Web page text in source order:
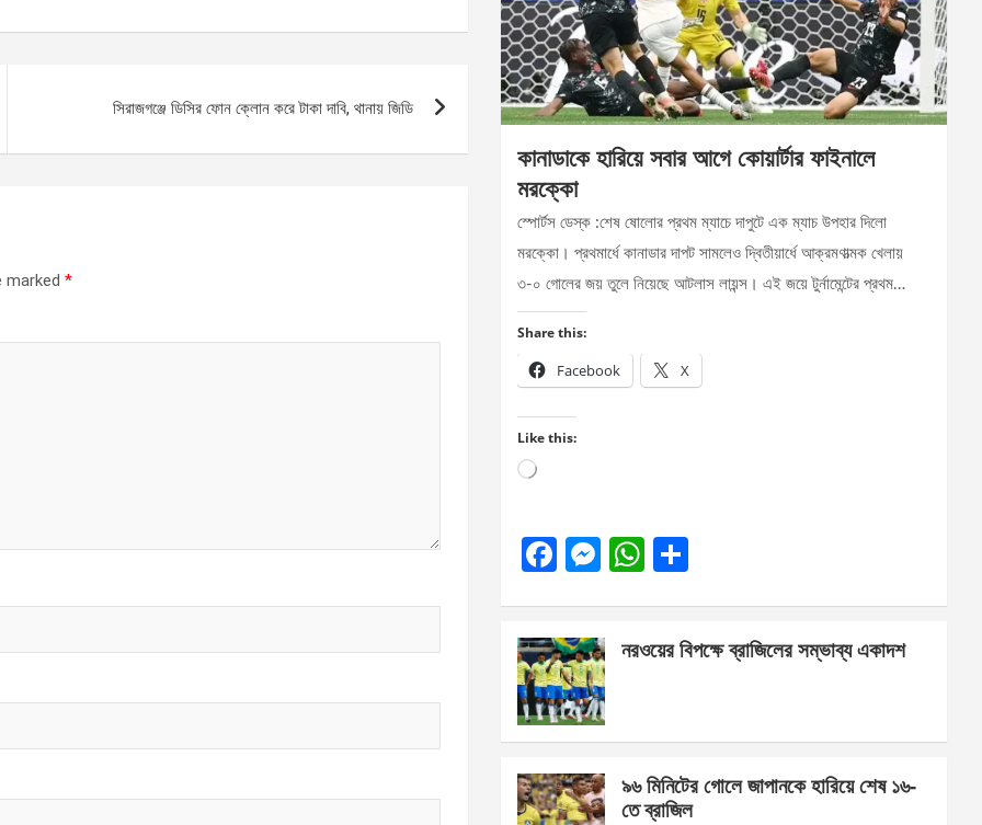
সিরাজগঞ্জে ডিসির ফোন ক্লোন করে টাকা দাবি, থানায় জিডি
marked *
কানাডাকে হারিয়ে সবার আগে কোয়ার্টার ফাইনালে
মরক্কো
স্পোর্টস ডেস্ক :শেষ ষোলোর প্রথম ম্যাচে দাপুটে এক ম্যাচ উপহার দিলো
মরক্কো। প্রথমার্ধে কানাডার দাপট সামলেও দ্বিতীয়ার্ধে আক্রমণাত্মক খেলায়
৩-০ গোলের জয় তুলে নিয়েছে আটলাস লায়ন্স। এই জয়ে টুর্নামেন্টের প্রথম…
Share this:
Facebook X
Like this:
Loading…
F
b
o
o
k
M
n
g
er
W
s
e
নরওয়ের বিপক্ষে ব্রাজিলের সম্ভাব্য একাদশ
৯৬ মিনিটের গোলে জাপানকে হারিয়ে শেষ ১৬-
তে ব্রাজিল